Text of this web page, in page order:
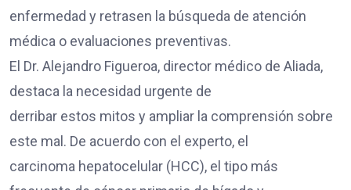
enfermedad y retrasen la búsqueda de atención
médica o evaluaciones preventivas.
El Dr. Alejandro Figueroa, director médico de Aliada,
destaca la necesidad urgente de
derribar estos mitos y ampliar la comprensión sobre
este mal. De acuerdo con el experto, el
carcinoma hepatocelular (HCC), el tipo más